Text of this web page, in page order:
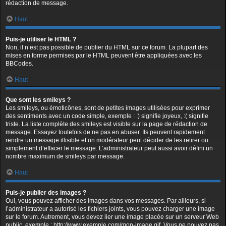
rédaction de message.
Haut
Puis-je utiliser le HTML ?
Non, il n’est pas possible de publier du HTML sur ce forum. La plupart des
mises en forme permises par le HTML peuvent être appliquées avec les
BBCodes.
Haut
Que sont les smileys ?
Les smileys, ou émoticônes, sont de petites images utilisées pour exprimer
des sentiments avec un code simple, exemple : :) signifie joyeux, :( signifie
triste. La liste complète des smileys est visible sur la page de rédaction de
message. Essayez toutefois de ne pas en abuser. Ils peuvent rapidement
rendre un message illisible et un modérateur peut décider de les retirer ou
simplement d’effacer le message. L’administrateur peut aussi avoir défini un
nombre maximum de smileys par message.
Haut
Puis-je publier des images ?
Oui, vous pouvez afficher des images dans vos messages. Par ailleurs, si
l’administrateur a autorisé les fichiers joints, vous pouvez charger une image
sur le forum. Autrement, vous devez lier une image placée sur un serveur Web